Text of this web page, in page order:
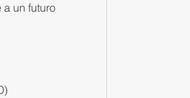
un futuro